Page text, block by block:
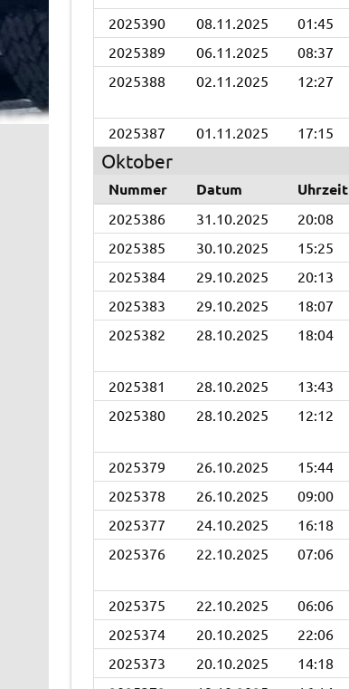
2025390
08.11.2025 01:45
2025389
06.11.2025 08:37
2025388
02.11.2025 12:27
2025387
01.11.2025 17:15
Oktober
Nummer Datum Uhrzeit
2025386 31.10.2025 20:08
2025385
30.10.2025 15:25
2025384
29.10.2025 20:13
2025383
29.10.2025 18:07
2025382
28.10.2025 18:04
2025381 28.10.2025 13:43
2025380
28.10.2025 12:12
2025379 26.10.2025 15:44
2025378
26.10.2025 09:00
2025377
24.10.2025 16:18
2025376
22.10.2025 07:06
2025375
22.10.2025 06:06
2025374
20.10.2025 22:06
2025373
20.10.2025 14:18